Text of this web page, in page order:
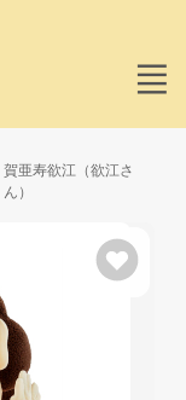
賀亜寿欲江（欲江さ
ん）